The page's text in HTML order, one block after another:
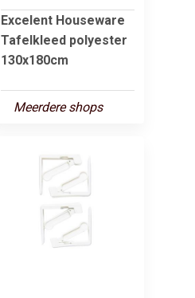
Excelent Houseware
Tafelkleed polyester
130x180cm
Meerdere shops